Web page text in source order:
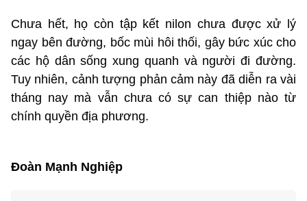
Chưa hết, họ còn tập kết nilon chưa được xử lý
ngay bên đường, bốc mùi hôi thối, gây bức xúc cho
các hộ dân sống xung quanh và người đi đường.
Tuy nhiên, cảnh tượng phản cảm này đã diễn ra vài
tháng nay mà vẫn chưa có sự can thiệp nào từ
chính quyền địa phương.
Đoàn Mạnh Nghiệp